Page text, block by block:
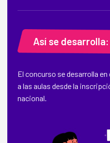
Así se desarrolla:
El concurso se desarrolla
a las aulas desde la
nacional.